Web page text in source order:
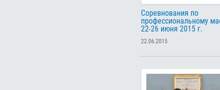
Соревнования по
профессиональному
22-26 июня 2015 г.
22.06.2015